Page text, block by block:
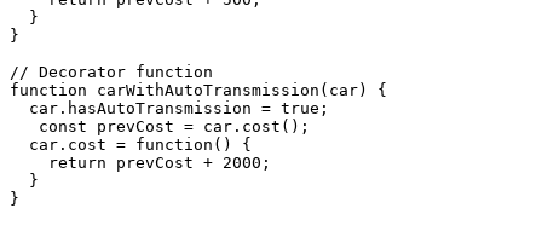
  }
}
// Decorator function
function carWithAutoTransmission(car) {
  car.hasAutoTransmission = true;
   const prevCost = car.cost();
  car.cost = function() {
    return prevCost + 2000;
  }
}